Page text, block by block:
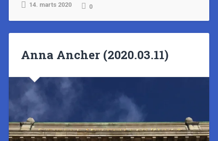
14. marts 2020 0
Anna Ancher (2020.03.11)